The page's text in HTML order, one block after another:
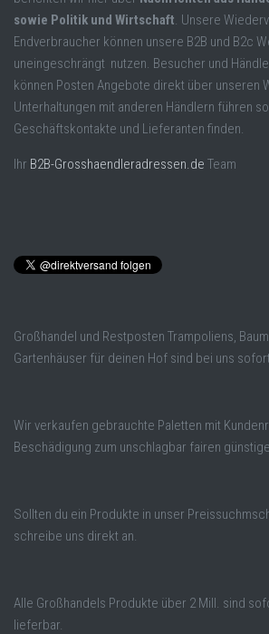
sowie Politik und Wirtschaft. Unsere
Endverbraucher können unsere B2B und B2c
uneingeschrängt nutzen. Besucher und
können Posten Angebote direkt über unseren
Unterhaltungen mit anderen Händlern führen
Geschäftskontakte und Lieferanten finden.
Ihr B2B-Grosshaendleradressen.de Team
Großhandel und Restposten Trampoliens,
Gartenhäuser für deinen Hof sind bei uns
Wir verkaufen gebrauchte Paletten mit
Beschädigung zum unschlagbar fairen
Sollten du ein Produkte in unser
schreibe uns direkt an.
Alle Großhandels Produkte über 2 Mill. sind
lieferbar.